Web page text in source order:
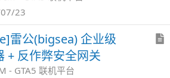
23
雷公(bigsea) 企业级
+ 反作弊安全网关
- GTA5 联机平台